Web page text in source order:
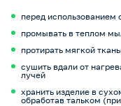
перед использованием
промывать в теплом
протирать мягкой
сушить вдали от
лучей
хранить изделие в
обработав тальком